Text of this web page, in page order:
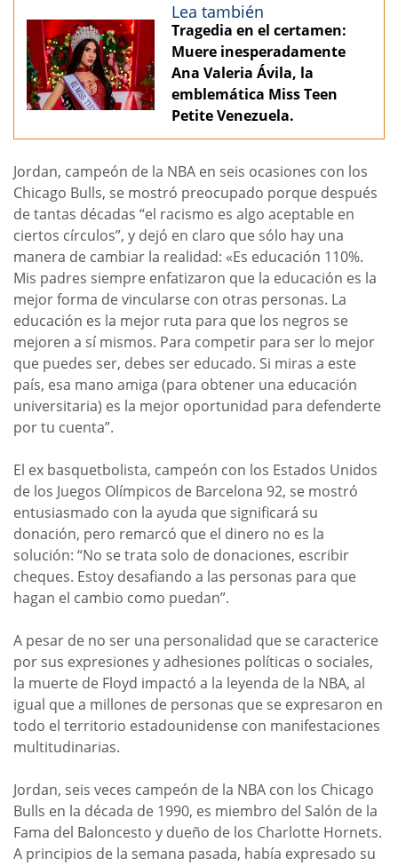
Lea también
Tragedia en el certamen:
Muere inesperadamente
Ana Valeria Ávila, la
emblemática Miss Teen
Petite Venezuela.
Jordan, campeón de la NBA en seis ocasiones con los
Chicago Bulls, se mostró preocupado porque después
de tantas décadas “el racismo es algo aceptable en
ciertos círculos”, y dejó en claro que sólo hay una
manera de cambiar la realidad: «Es educación 110%.
Mis padres siempre enfatizaron que la educación es la
mejor forma de vincularse con otras personas. La
educación es la mejor ruta para que los negros se
mejoren a sí mismos. Para competir para ser lo mejor
que puedes ser, debes ser educado. Si miras a este
país, esa mano amiga (para obtener una educación
universitaria) es la mejor oportunidad para defenderte
por tu cuenta”.
El ex basquetbolista, campeón con los Estados Unidos
de los Juegos Olímpicos de Barcelona 92, se mostró
entusiasmado con la ayuda que significará su
donación, pero remarcó que el dinero no es la
solución: “No se trata solo de donaciones, escribir
cheques. Estoy desafiando a las personas para que
hagan el cambio como puedan”.
A pesar de no ser una personalidad que se caracterice
por sus expresiones y adhesiones políticas o sociales,
la muerte de Floyd impactó a la leyenda de la NBA, al
igual que a millones de personas que se expresaron en
todo el territorio estadounidense con manifestaciones
multitudinarias.
Jordan, seis veces campeón de la NBA con los Chicago
Bulls en la década de 1990, es miembro del Salón de la
Fama del Baloncesto y dueño de los Charlotte Hornets.
A principios de la semana pasada, había expresado su